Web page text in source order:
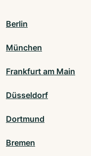
Berlin
München
Frankfurt am Main
Düsseldorf
Dortmund
Bremen